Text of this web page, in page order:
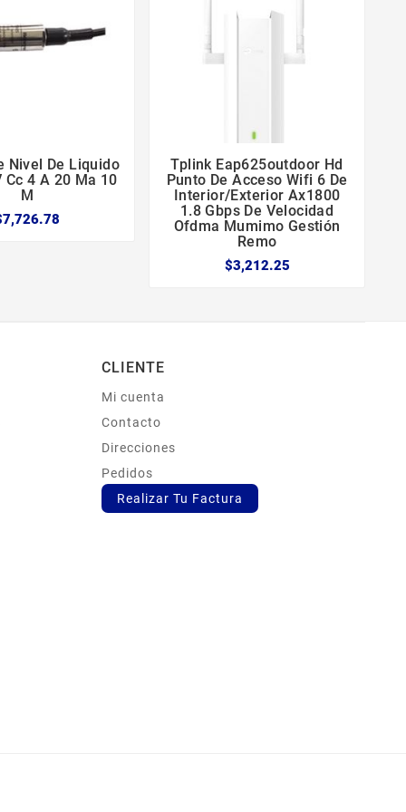
 
Nivel De Liquido
Cc 4 A 20 Ma 10
M
  
Tplink Eap625outdoor Hd
Punto De Acceso Wifi 6 De
Interior/exterior Ax1800
1.8 Gbps De Velocidad
Ofdma Mumimo Gestión
Remo
$3,212.25
CLIENTE
Mi cuenta
Contacto
Direcciones
Pedidos
Realizar Tu Factura